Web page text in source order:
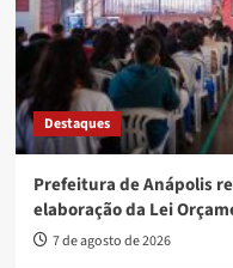
Destaques
Prefeitura de Anápolis
elaboração da Lei
7 de agosto de 2026